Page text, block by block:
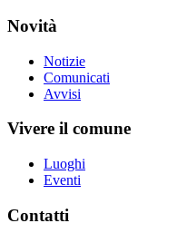
Novità
Notizie
Comunicati
Avvisi
Vivere il comune
Luoghi
Eventi
Contatti